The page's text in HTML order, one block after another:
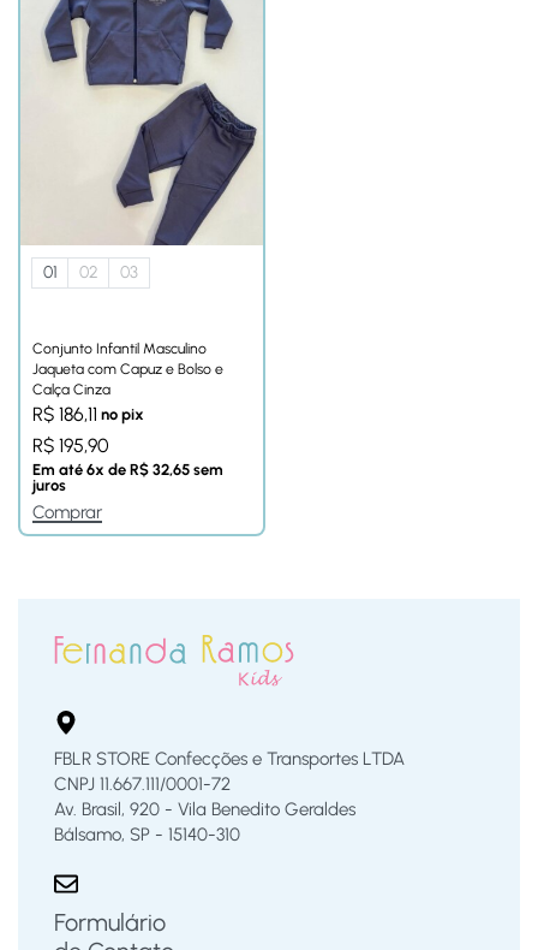
01 02 03
Conjunto Infantil Masculino
Jaqueta com Capuz e Bolso e
Calça Cinza
R$ 186,11 no pix
R$ 195,90
Em até 6x de R$ 32,65 sem
juros
Comprar
FBLR STORE Confecções e Transportes LTDA
CNPJ 11.667.111/0001-72
Av. Brasil, 920 - Vila Benedito Geraldes
Bálsamo, SP - 15140-310
Formulário